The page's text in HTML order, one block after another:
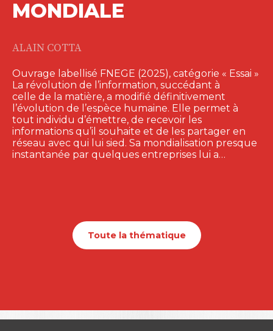
MONDIALE
ALAIN COTTA
Ouvrage labellisé FNEGE (2025), catégorie « Essai »
La révolution de l’information, succédant à
celle de la matière, a modifié définitivement
l’évolution de l’espèce humaine. Elle permet à
tout individu d’émettre, de recevoir les
informations qu’il souhaite et de les partager en
réseau avec qui lui sied. Sa mondialisation presque
instantanée par quelques entreprises lui a…
Toute la thématique